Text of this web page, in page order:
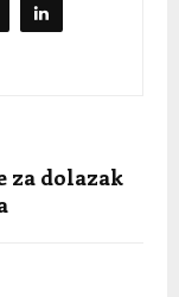
za dolazak